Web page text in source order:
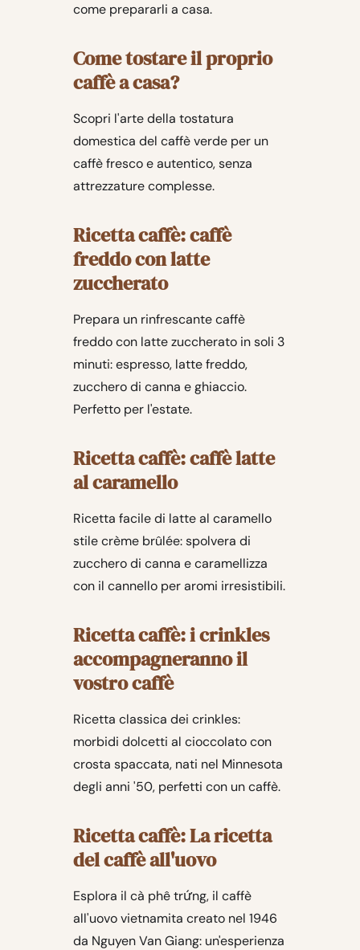
come prepararli a casa.
Come tostare il proprio
caffè a casa?
Scopri l'arte della tostatura
domestica del caffè verde per un
caffè fresco e autentico, senza
attrezzature complesse.
Ricetta caffè: caffè
freddo con latte
zuccherato
Prepara un rinfrescante caffè
freddo con latte zuccherato in soli 3
minuti: espresso, latte freddo,
zucchero di canna e ghiaccio.
Perfetto per l'estate.
Ricetta caffè: caffè latte
al caramello
Ricetta facile di latte al caramello
stile crème brûlée: spolvera di
zucchero di canna e caramellizza
con il cannello per aromi irresistibili.
Ricetta caffè: i crinkles
accompagneranno il
vostro caffè
Ricetta classica dei crinkles:
morbidi dolcetti al cioccolato con
crosta spaccata, nati nel Minnesota
degli anni '50, perfetti con un caffè.
Ricetta caffè: La ricetta
del caffè all'uovo
Esplora il cà phê trứng, il caffè
all'uovo vietnamita creato nel 1946
da Nguyen Van Giang: un'esperienza